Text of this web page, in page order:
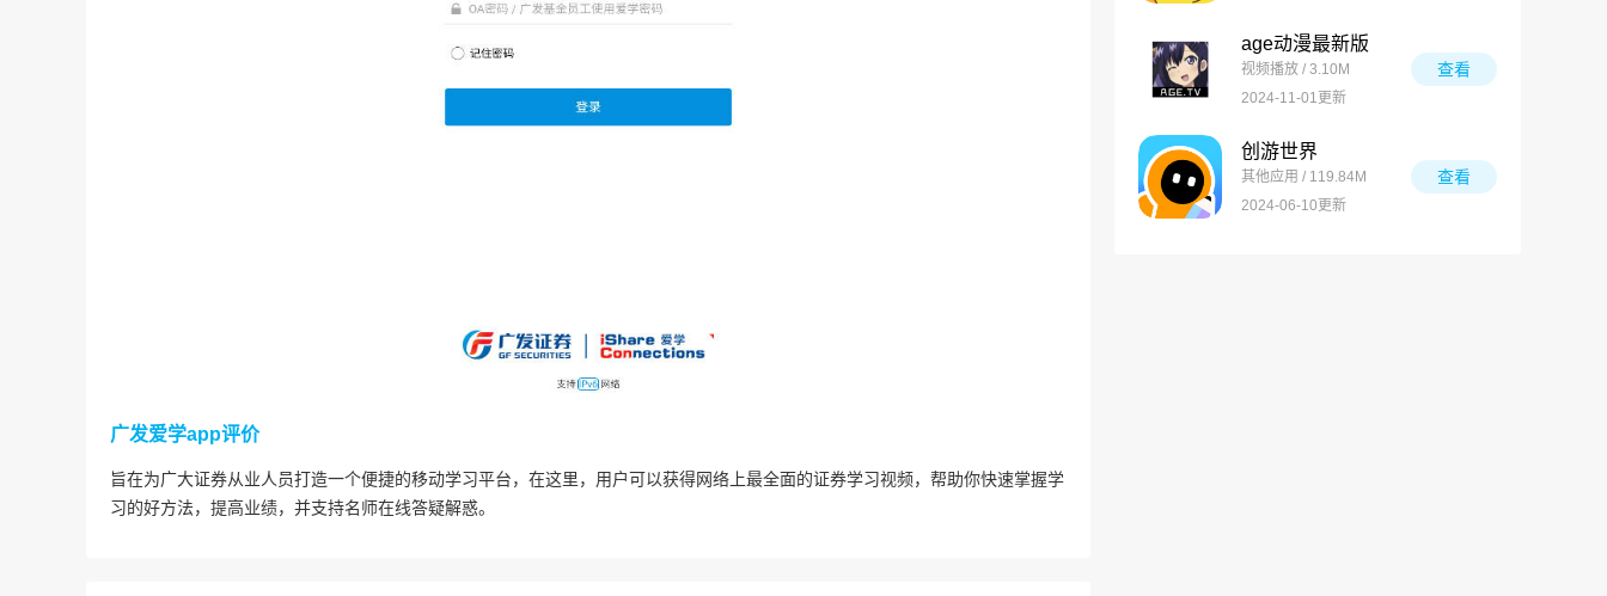
广发爱学app评价
旨在为广大证券从业人员打造一个便捷的移动学习平台，在这里，用户可以获得网络上最全面的证券学习视频，帮助你快速掌握学
习的好方法，提高业绩，并支持名师在线答疑解惑。
age动漫最新版
视频播放 / 3.10M
2024-11-01更新
查看
创游世界
其他应用 / 119.84M
2024-06-10更新
查看